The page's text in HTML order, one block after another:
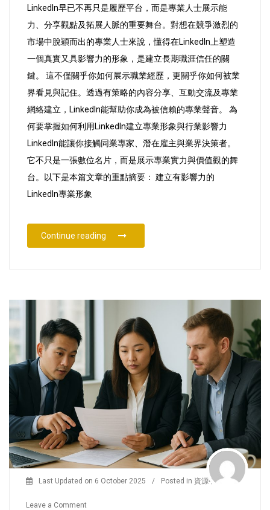
專
業
形
象
與
行
業
影
響
力
LinkedIn早已不再只是履歷平台，而是專業人士展示能
力、分享觀點及拓展人脈的重要舞台。對想在競爭激烈的
市場中脫穎而出的專業人士來說，懂得在LinkedIn上塑造
一個真實又具影響力的形象，是建立長期職涯信任的關
鍵。 這不僅關乎你如何展示職業經歷，更關乎你如何被業
界看見與記住。透過有策略的內容分享、互動交流及專業
網絡建立，LinkedIn能幫助你成為被信賴的專業聲音。 為
何要掌握如何利用LinkedIn建立專業形象與行業影響力
LinkedIn能讓你接觸同業專家、潛在雇主與業界決策者。
它不只是一張數位名片，而是展示專業實力與價值觀的舞
台。以下是本篇文章的重點摘要： 建立有影響力的
LinkedIn專業形象
Continue reading “如何利用LinkedIn建立專業形象與行業影響
Last Updated on 6 October 2025 / Posted in 資源中心 /
Leave a Comment